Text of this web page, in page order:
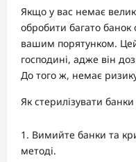
Якщо у вас немає
обробити багато банок
вашим порятунком.
господині, адже він
До того ж, немає
Як стерилізувати
Вимийте банки та
методі.